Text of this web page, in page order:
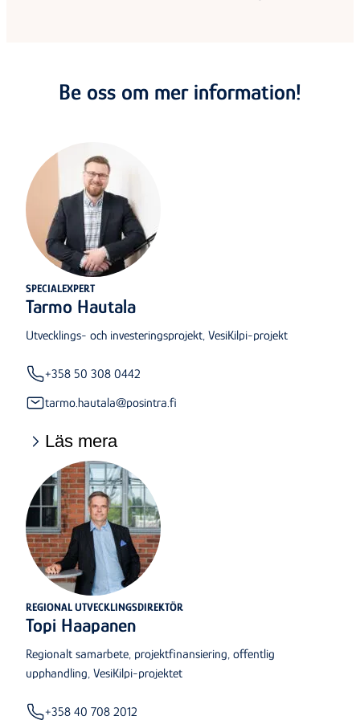
Be oss om mer information!
SPECIALEXPERT
Tarmo Hautala
Utvecklings- och investeringsprojekt, VesiKilpi-projekt
+358 50 308 0442
tarmo.hautala@posintra.fi
Läs mera
REGIONAL UTVECKLINGSDIREKTÖR
Topi Haapanen
Regionalt samarbete, projektfinansiering, offentlig
upphandling, VesiKilpi-projektet
+358 40 708 2012